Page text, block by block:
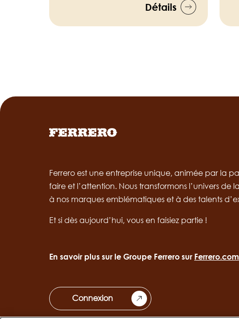
Détails
Ferrero est une entreprise unique, animée par la
faire et l’attention. Nous transformons l’univers de
à nos marques emblématiques et à des talents
Et si dès aujourd’hui, vous en faisiez partie !
En savoir plus sur le Groupe Ferrero sur Ferrero.com
Connexion